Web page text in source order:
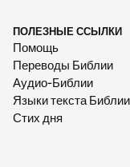
ПОЛЕЗНЫЕ ССЫЛКИ
Помощь
Переводы Библии
Аудио-Библии
Языки текста Библии
Стих дня